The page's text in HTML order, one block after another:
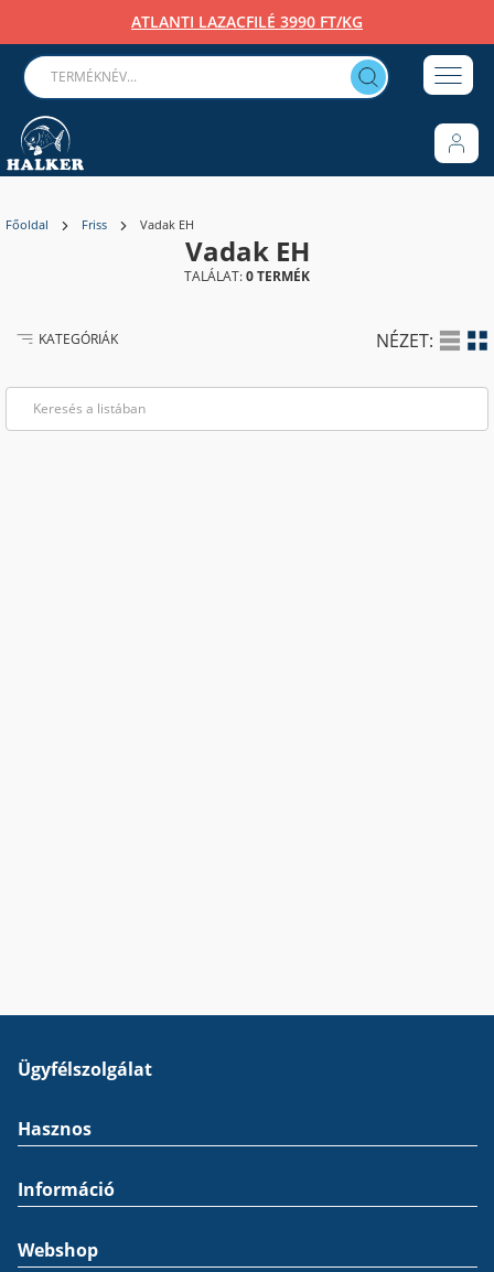
ATLANTI LAZACFILÉ 3990 FT/KG
Főoldal Friss Vadak EH
Vadak EH
TALÁLAT:0 TERMÉK
KATEGÓRIÁK NÉZET:
Ügyfélszolgálat
Hasznos
Információ
Webshop